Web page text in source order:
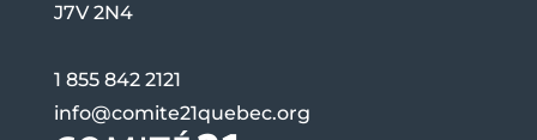
J7V 2N4
1 855 842 2121
info@comite21quebec.org